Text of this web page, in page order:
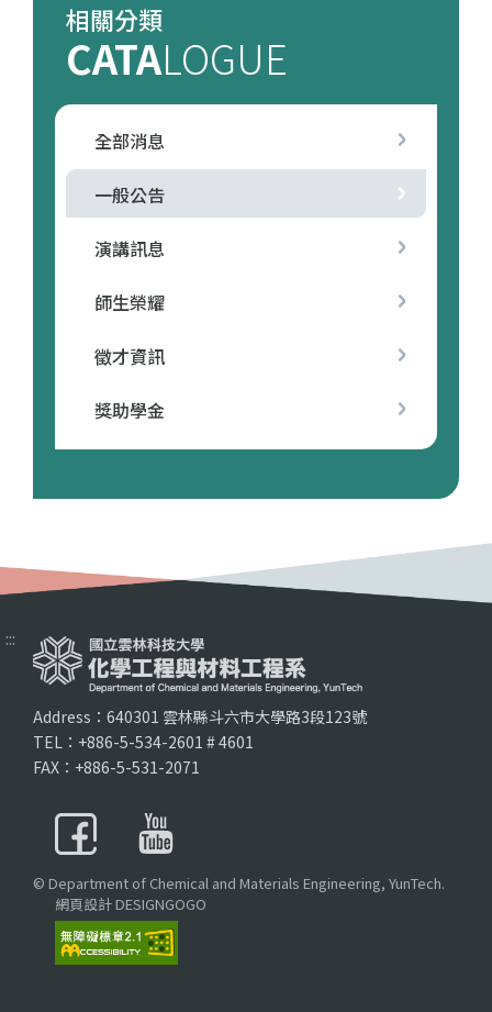
相關分類
CATALOGUE
全部消息
一般公告
演講訊息
師生榮耀
徵才資訊
獎助學金
:::
Address：640301 雲林縣斗六市大學路3段123號
TEL：+886-5-534-2601 # 4601
FAX：+886-5-531-2071
© Department of Chemical and Materials Engineering, YunTech.
網頁設計 DESIGNGOGO